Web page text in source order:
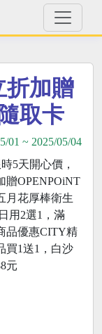
折加贈
取卡
01 ~ 2025/05/04
5天開心價，
贈OPENPOiNT
月花厚棒衛生
用2選1，滿
品優惠CITY精
買1送1，白沙
元